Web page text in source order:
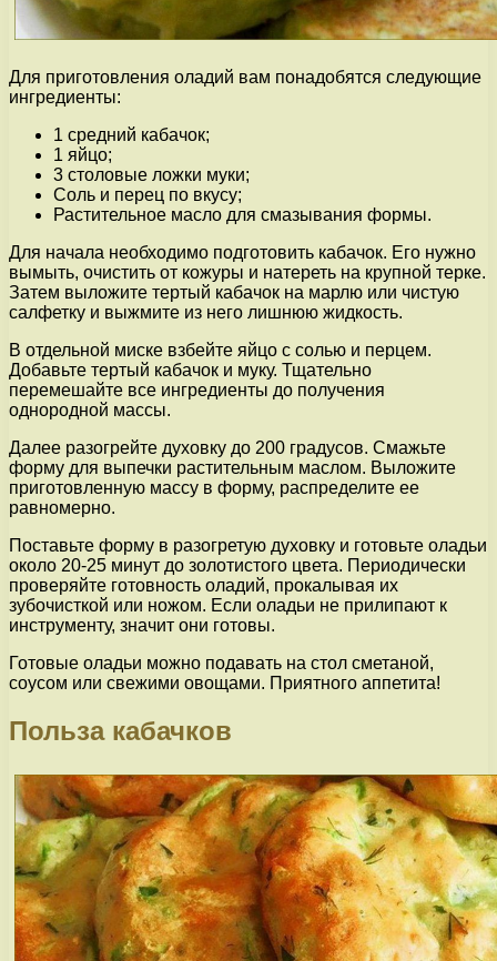
Для приготовления оладий вам понадобятся следующие
ингредиенты:
1 средний кабачок;
1 яйцо;
3 столовые ложки муки;
Соль и перец по вкусу;
Растительное масло для смазывания формы.
Для начала необходимо подготовить кабачок. Его нужно
вымыть, очистить от кожуры и натереть на крупной терке.
Затем выложите тертый кабачок на марлю или чистую
салфетку и выжмите из него лишнюю жидкость.
В отдельной миске взбейте яйцо с солью и перцем.
Добавьте тертый кабачок и муку. Тщательно
перемешайте все ингредиенты до получения
однородной массы.
Далее разогрейте духовку до 200 градусов. Смажьте
форму для выпечки растительным маслом. Выложите
приготовленную массу в форму, распределите ее
равномерно.
Поставьте форму в разогретую духовку и готовьте оладьи
около 20-25 минут до золотистого цвета. Периодически
проверяйте готовность оладий, прокалывая их
зубочисткой или ножом. Если оладьи не прилипают к
инструменту, значит они готовы.
Готовые оладьи можно подавать на стол сметаной,
соусом или свежими овощами. Приятного аппетита!
Польза кабачков